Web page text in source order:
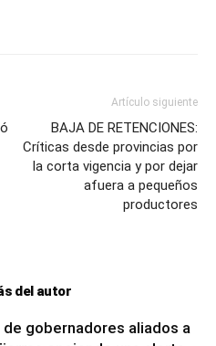
Artículo siguiente
BAJA DE RETENCIONES:
Críticas desde provincias por
la corta vigencia y por dejar
afuera a pequeños
productores
del autor
de gobernadores aliados a